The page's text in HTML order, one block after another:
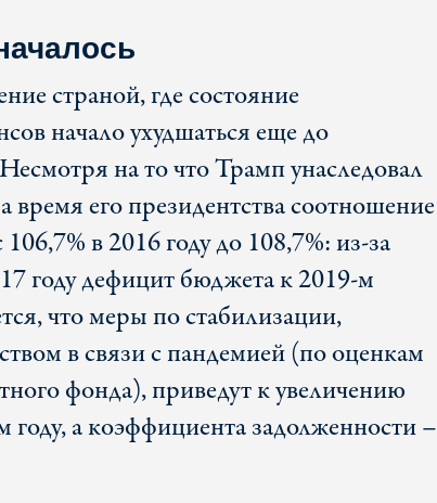
страной, где состояние
начало ухудшаться еще до
на то что Трамп унаследовал
время его президентства соотношение
в 2016 году до 108,7%: из-за
году дефицит бюджета к 2019-м
что меры по стабилизации,
в связи с пандемией (по оценкам
фонда), приведут к увеличению
году, а коэффициента задолженности –